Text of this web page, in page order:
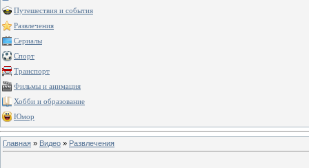
Путешествия и события
Развлечения
Сериалы
Спорт
Транспорт
Фильмы и анимация
Хобби и образование
Юмор
Главная » Видео » Развлечения